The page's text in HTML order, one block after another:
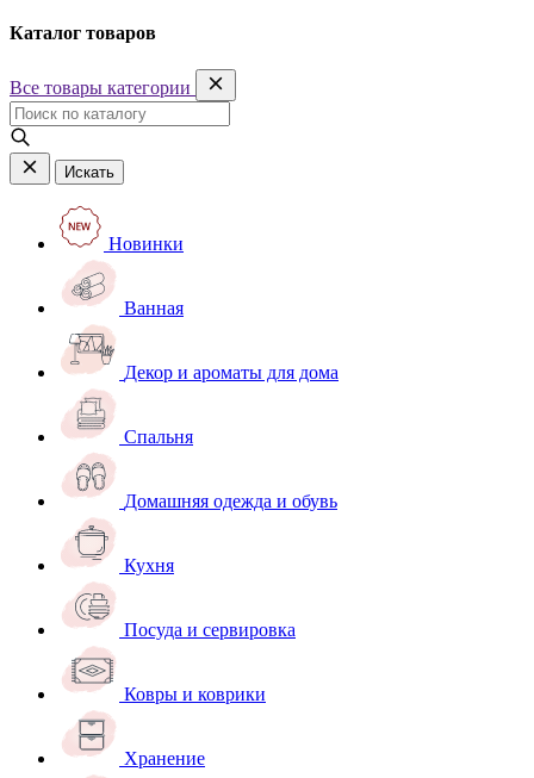
Каталог товаров
Все товары категории
Искать
Новинки
Ванная
Декор и ароматы для дома
Спальня
Домашняя одежда и обувь
Кухня
Посуда и сервировка
Ковры и коврики
Хранение